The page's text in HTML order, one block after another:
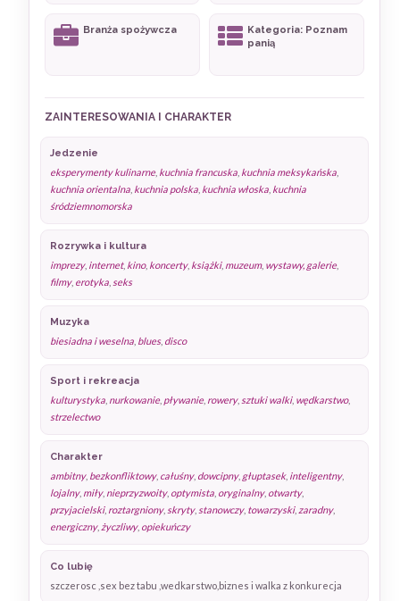
Branża spożywcza
Kategoria: Poznam
panią
ZAINTERESOWANIA I CHARAKTER
Jedzenie
eksperymenty kulinarne, kuchnia francuska kuchnia meksykańska
kuchnia orientalna kuchnia polska kuchnia włoska kuchnia
śródziemnomorska
Rozrywka i kultura
imprezy, internet, kino, koncerty, książki, muzeum, wystawy, galerie,
filmy, erotyka seks
Muzyka
biesiadna i weselna blues, disco
Sport i rekreacja
kulturystyka nurkowanie, pływanie, rowery, sztuki walki, wędkarstwo,
strzelectwo
Charakter
ambitny, bezkonfliktowy, całuśny, dowcipny, głuptasek, inteligentny,
lojalny, miły, nieprzyzwoity, optymista oryginalny, otwarty,
przyjacielski, roztargniony, skryty, stanowczy, towarzyski, zaradny,
energiczny, życzliwy, opiekuńczy
Co lubię
szczerosc ,sex bez tabu ,wedkarstwo,biznes i walka z konkurecja